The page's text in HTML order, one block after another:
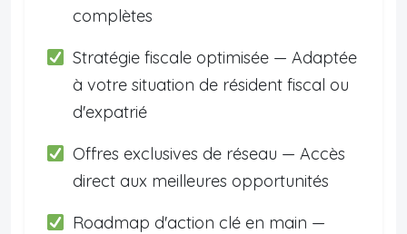
complètes
Stratégie fiscale optimisée — Adaptée
à votre situation de résident fiscal ou
d'expatrié
Offres exclusives de réseau — Accès
direct aux meilleures opportunités
Roadmap d'action clé en main —